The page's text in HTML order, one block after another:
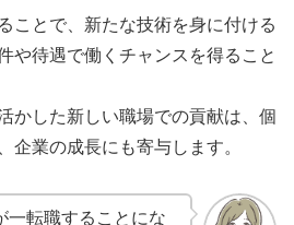
ことで、新たな技術を身に付ける
や待遇で働くチャンスを得ること
かした新しい職場での貢献は、個
企業の成長にも寄与します。
一転職することにな